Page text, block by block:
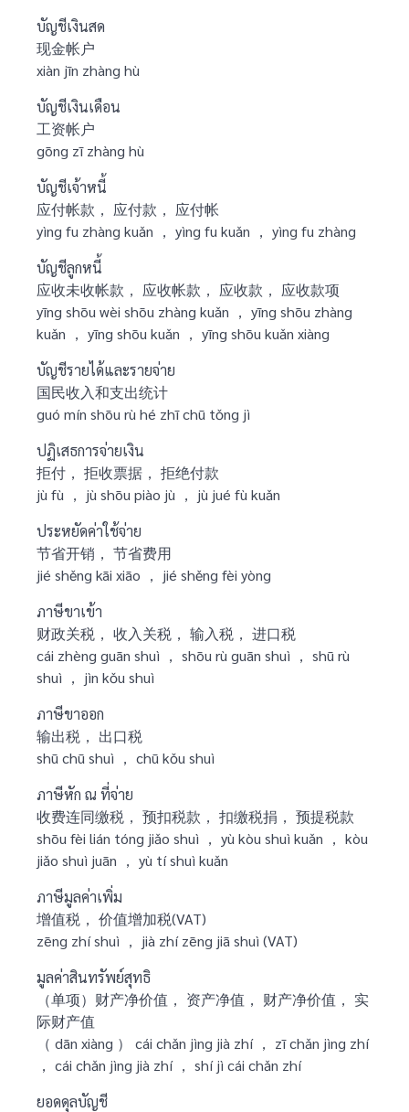
บัญชีเงินสด
现金帐户
xiàn jīn zhàng hù
บัญชีเงินเดือน
工资帐户
gōng zī zhàng hù
บัญชีเจ้าหนี้
应付帐款， 应付款， 应付帐
yìng fu zhàng kuǎn ， yìng fu kuǎn ， yìng fu zhàng
บัญชีลูกหนี้
应收未收帐款， 应收帐款， 应收款， 应收款项
yīng shōu wèi shōu zhàng kuǎn ， yīng shōu zhàng
kuǎn ， yīng shōu kuǎn ， yīng shōu kuǎn xiàng
บัญชีรายได้และรายจ่าย
国民收入和支出统计
guó mín shōu rù hé zhī chū tǒng jì
ปฏิเสธการจ่ายเงิน
拒付， 拒收票据， 拒绝付款
jù fù ， jù shōu piào jù ， jù jué fù kuǎn
ประหยัดค่าใช้จ่าย
节省开销， 节省费用
jié shěng kāi xiāo ， jié shěng fèi yòng
ภาษีขาเข้า
财政关税， 收入关税， 输入税， 进口税
cái zhèng guān shuì ， shōu rù guān shuì ， shū rù
shuì ， jìn kǒu shuì
ภาษีขาออก
输出税， 出口税
shū chū shuì ， chū kǒu shuì
ภาษีหัก ณ ที่จ่าย
收费连同缴税， 预扣税款， 扣缴税捐， 预提税款
shōu fèi lián tóng jiǎo shuì ， yù kòu shuì kuǎn ， kòu
jiǎo shuì juān ， yù tí shuì kuǎn
ภาษีมูลค่าเพิ่ม
增值税， 价值增加税(VAT)
zēng zhí shuì ， jià zhí zēng jiā shuì (VAT)
มูลค่าสินทรัพย์สุทธิ
（单项）财产净价值， 资产净值， 财产净价值， 实
际财产值
（ dān xiàng ） cái chǎn jìng jià zhí ， zī chǎn jìng zhí
， cái chǎn jìng jià zhí ， shí jì cái chǎn zhí
ยอดดุลบัญชี